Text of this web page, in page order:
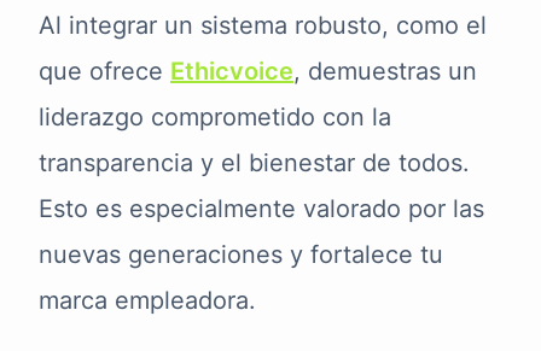
Al integrar un sistema robusto, como el
que ofrece Ethicvoice, demuestras un
liderazgo comprometido con la
transparencia y el bienestar de todos.
Esto es especialmente valorado por las
nuevas generaciones y fortalece tu
marca empleadora.